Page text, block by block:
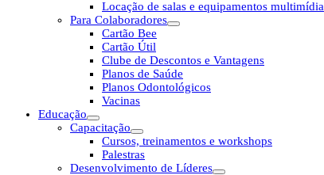
Locação de salas e equipamentos multimídia
Para Colaboradores
Cartão Bee
Cartão Útil
Clube de Descontos e Vantagens
Planos de Saúde
Planos Odontológicos
Vacinas
Educação
Capacitação
Cursos, treinamentos e workshops
Palestras
Desenvolvimento de Líderes